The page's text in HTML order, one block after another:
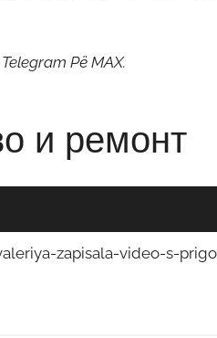
Рё MAX.
zapisala-video-s-